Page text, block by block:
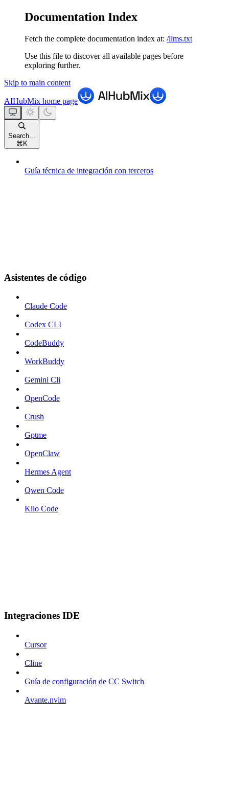
Documentation Index
Fetch the complete documentation index at: /llms.txt
Use this file to discover all available pages before
exploring further.
Skip to main content
AIHubMix home page
Search...
⌘ K
Guía técnica de integración con terceros
Asistentes de código
Claude Code
Codex CLI
CodeBuddy
WorkBuddy
Gemini Cli
OpenCode
Crush
Gptme
OpenClaw
Hermes Agent
Qwen Code
Kilo Code
Integraciones IDE
Cursor
Cline
Guía de configuración de CC Switch
Avante.nvim